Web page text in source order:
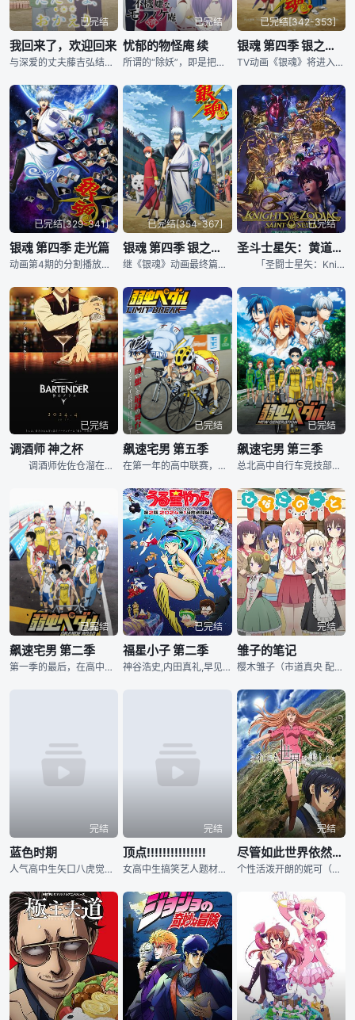
已完结
我回来了，欢迎回来
与深爱的丈夫藤吉弘结合成为家庭主夫的藤吉真生。马上2岁的儿子辉光也有了，搬到了郊外的街道。由于社会对差别婚姻的偏见，真生对自己没有自信。虽然也有被不安和悲伤困住的时候，但是在弘和辉的支持下，一点点变得坚强。
已完结
忧郁的物怪庵 续
所谓的“除妖”，即是把由于某些缘由而从原本应在的“隐世”来到“现世”停留的妖怪们送回“隐世”这一工作。某天，被妖怪附体的高中生·芦屋花绘，依靠偶然发现的联络方式，来到了专门除妖的物怪庵，在那里的是一脸不高兴的店主安倍晴斋。由于某些缘故，芦屋就这样以物怪庵奉公人的身份开始工作……安倍与芦屋的除妖组合和妖怪们的物语就此开幕。
已完结[342-353]
银魂 第四季 银之魂篇
TV动画《银魂》将进入漫画最终章《银之魂篇》，将于2018年1月开始播出。而《银魂》漫画也预计将于2018年完结，《银之魂篇》的OP《胜手にMY SOULl》将由DISH乐队演唱，ED《花一匁》将由B
已完结[329-341]
银魂 第四季 走光篇
动画第4期的分割播放，副标题为“走光篇”（ポロリ篇），内容为原作漫画尚未动画化的日常内容。
已完结[354-367]
银魂 第四季 银之魂篇2
继《银魂》动画最终篇《银之魂篇1》，《银之魂篇2》也将于2018年7月开始播出。
已完结
圣斗士星矢：黄道十二宫战士 战斗圣域 Part 2
「圣闘士星矢：Knights of the Zodiac バトル・サンクチュアリ」の続编Part 2 が来年全世界で配信决定となりました。あの伝説の「黄金十二宫编」が完结します！併せてキービジュアルとティーザーも解禁！ 现在配信中の「バトル・サンクチュアリ」Part 1では、神杀しの矢に射られた女神アテナを救うため、主人公・星矢率いる青铜圣闘士が最强の黄金圣闘士に护られた十二の宫を突破し圣域の顶上、教皇の间を目指します。激闘の末、７つの宫を駆け抜けた星矢たちはいよいよ「黄金十二宫编」后半、「バト
已完结
调酒师 神之杯
调酒师佐佐仓溜在六本木修行后只身前往法国，并在欧洲鸡尾酒大赛中获得冠军。 从那以后，他制作的鸡尾酒就被称为“神之杯”。 在巴黎的一流宾馆担任首席调酒师的溜，不知为嘛回到了日本，开始在私人酒吧“伊甸园”打工，为来到酒吧倾述各种烦恼的客人们调制特别的一杯。 另一方面，在东京待开张的酒店“卡迪纳”的老板来岛泰三对站在吧台的调酒师人选相当挑剔，因为找不到合适的调酒师而无法开业。 包括泰三的孙女·美和在内的营业企划部的成员全都为了寻找调酒师而奔走。 最终与佐佐仓相遇，他才是合适的调
已完结
飙速宅男 第五季
在第一年的高中联赛，小野田坂道成功地引领总北高校获得综合冠军。他和今泉还有鸣子一同升到二年级，和队长手岛带领的新团队一起准备拿下二连胜！之后夏天的高中联赛终于到来，王者箱根学园誓要雪耻，以新队长泉田为核心不断取得佳绩，一路高奏凯歌。面对重振王者之风的箱根学园，总北再次成为挑战者，陷入了苦战。就这样，比赛的最后一天终于到来了。拿下第二天的京都伏见学园的御堂筋又拿出了新的策略……各个队伍的斗志熊熊燃烧，坂道是否能坚信自己和队友们的纽带，拿下光荣的终点呢？
已完结
飙速宅男 第三季
总北高中自行车竞技部所属的一年级生·小野田坂道，与同年级的今泉俊辅和鸣子章吉、三年级的金城真护、卷岛裕介、田所迅一同以“Team总北”的身份在全国大赛中出场。他们突破了与王者·箱根学园以及京都伏见等对
已完结
飙速宅男 第二季
第一季的最后，在高中自行车联赛的第二日，总北、箱学、京都伏见三所学校终于狭路相逢，要展开激烈缠斗时宣告结束。第二季将会从第一季的尾声，也就是高校联赛最后的6公里处开始，他们将奋力争夺第二天的冠军和第三
已完结
福星小子 第二季
神谷浩史,内田真礼,早见沙织,佐藤せつじ,奥村翔,井上麻里奈,上坂すみれ,宫野真守,高垣彩阳,悠木碧,花泽香菜,石上静香,小西克幸,高木渉,沢城みゆき,水树奈々,三宅健太,樱井孝宏,古川登志夫,戸田恵子,小山力也,平野文,高桥伸也,阪口大助,井之上润,千叶繁,梶裕贵,久野美咲,森永千才,高桥李依,川井田夏海,松本沙罗,M・A・O,桜井敏治,三石琴乃,岛﨑信长,くまいもとこ,石见舞菜香,村瀬歩,坂口候一,入野自由
完结
雏子的笔记
樱木雏子（市道真央 配音）是一个个性十分内向和害羞的女孩，然而，她的心中却怀揣着成为一名戏剧演员的梦想。为了实现自己的梦想，雏子决定推自己一把，离开了熟悉的故乡，前往首都，她希望在那里能够结识到新
完结
蓝色时期
人气高中生矢口八虎觉得生活很无聊，在从一副绘画中找到灵感后，他纵身投入了美丽却又无情的艺术世界。
完结
顶点!!!!!!!!!!!!!!!
女高中生搞笑艺人题材原创电视动画《顶点!!!!!!!!!!!!!!!》为多媒体企划，此前佐佐木未来、爱美、伊藤彩沙组成的“TEAM Y”将作为原案协力，参与漫画《てっぺん!!!》的创作，从 202
完结
尽管如此世界依然美丽
个性活泼开朗的妮可（前田玲奈 配音）是雨之国的公主，身为家中最年幼的孩子，她却拥有着不输于任何人的好胜性格。在和姐姐们的游戏之中，妮可成为了输家，因此被迫嫁给了太阳王里维斯（岛崎信长 配音）。